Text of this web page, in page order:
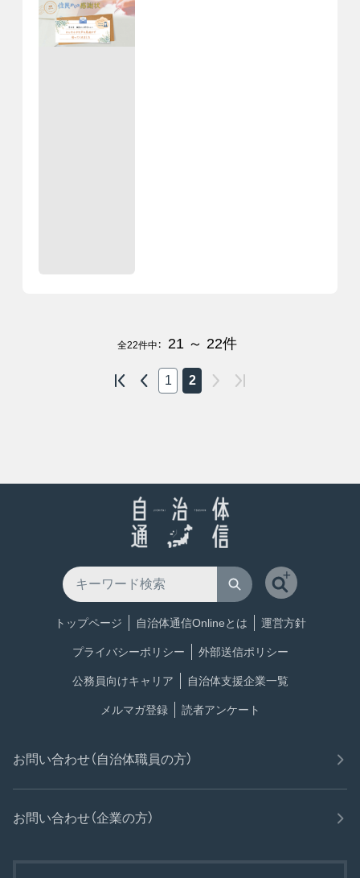
全22件中： 21 ～ 22件
1 2
トップページ 自治体通信Onlineとは 運営方針
プライバシーポリシー 外部送信ポリシー
公務員向けキャリア 自治体支援企業一覧
メルマガ登録 読者アンケート
お問い合わせ（自治体職員の方）
お問い合わせ（企業の方）